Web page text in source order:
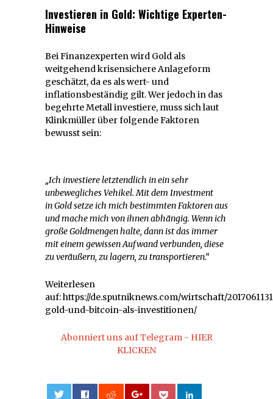
Investieren in Gold: Wichtige Experten-
Hinweise
Bei Finanzexperten wird Gold als
weitgehend krisensichere Anlageform
geschätzt, da es als wert- und
inflationsbeständig gilt. Wer jedoch in das
begehrte Metall investiere, muss sich laut
Klinkmüller über folgende Faktoren
bewusst sein:
„Ich investiere letztendlich in ein sehr
unbewegliches Vehikel. Mit dem Investment
in Gold setze ich mich bestimmten Faktoren aus
und mache mich von ihnen abhängig. Wenn ich
große Goldmengen halte, dann ist das immer
mit einem gewissen Aufwand verbunden, diese
zu veräußern, zu lagern, zu transportieren.“
Weiterlesen
auf: https://de.sputniknews.com/wirtschaft/
gold-und-bitcoin-als-investitionen/
Abonniert uns auf Telegram - HIER
KLICKEN